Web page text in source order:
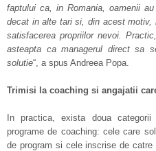
faptului ca, in Romania, oamenii
decat in alte tari si, din acest motiv,
satisfacerea propriilor nevoi.
asteapta ca managerul direct sa
solutie“, a spus Andreea Popa.
Trimisi la coaching si angajatii
In practica, exista doua
programe de coaching: cele care
de program si cele inscrise de